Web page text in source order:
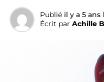
Publié il y a 5 ans
Écrit par Achille